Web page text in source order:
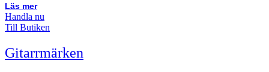
Läs mer
Handla nu
Till Butiken
Gitarrmärken